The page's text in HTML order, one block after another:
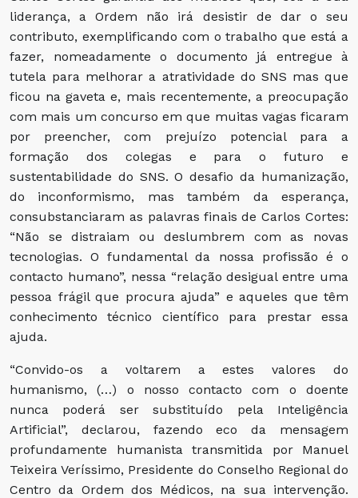
liderança, a Ordem não irá desistir de dar o seu
contributo, exemplificando com o trabalho que está a
fazer, nomeadamente o documento já entregue à
tutela para melhorar a atratividade do SNS mas que
ficou na gaveta e, mais recentemente, a preocupação
com mais um concurso em que muitas vagas ficaram
por preencher, com prejuízo potencial para a
formação dos colegas e para o futuro e
sustentabilidade do SNS. O desafio da humanização,
do inconformismo, mas também da esperança,
consubstanciaram as palavras finais de Carlos Cortes:
“Não se distraiam ou deslumbrem com as novas
tecnologias. O fundamental da nossa profissão é o
contacto humano”, nessa “relação desigual entre uma
pessoa frágil que procura ajuda” e aqueles que têm
conhecimento técnico científico para prestar essa
ajuda.
“Convido-os a voltarem a estes valores do
humanismo, (…) o nosso contacto com o doente
nunca poderá ser substituído pela Inteligência
Artificial”, declarou, fazendo eco da mensagem
profundamente humanista transmitida por Manuel
Teixeira Veríssimo, Presidente do Conselho Regional do
Centro da Ordem dos Médicos, na sua intervenção.